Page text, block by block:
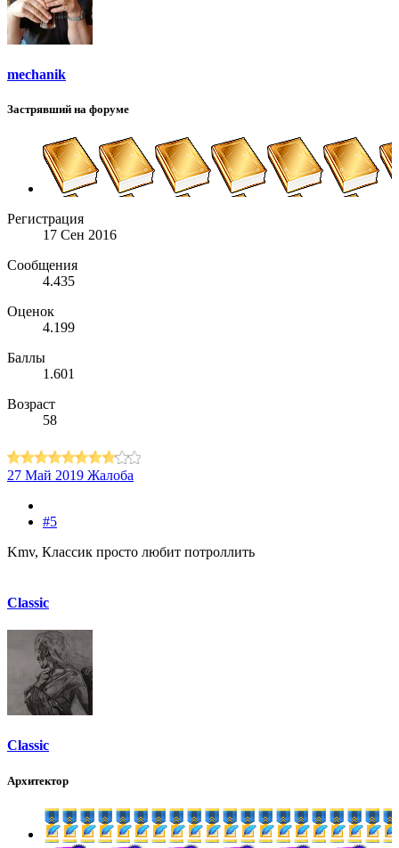
mechanik
Застрявший на форуме
Регистрация
17 Сен 2016
Сообщения
4.435
Оценок
4.199
Баллы
1.601
Возраст
58
27 Май 2019 Жалоба
#5
Kmv, Классик просто любит потроллить
Classic
Classic
Архитектор